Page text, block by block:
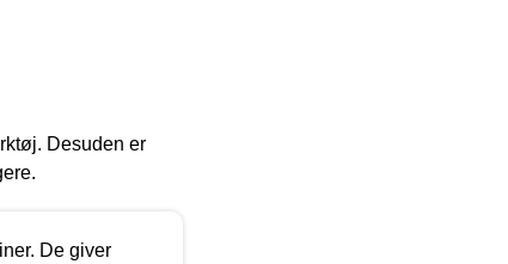
Desuden er
De giver